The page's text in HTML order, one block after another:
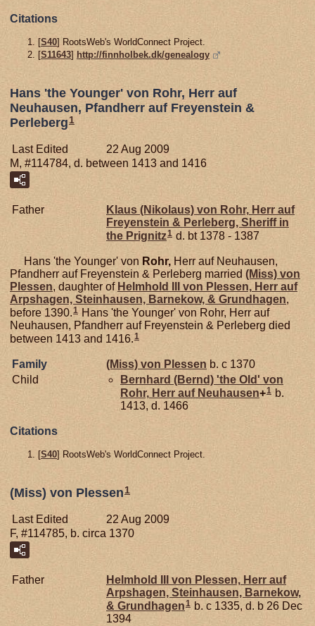
Citations
[S40] RootsWeb's WorldConnect Project.
[S11643] http://finnholbek.dk/genealogy
Hans 'the Younger' von Rohr, Herr auf
Neuhausen, Pfandherr auf Freyenstein &
Perleberg1
Last Edited
22 Aug 2009
M, #114784, d. between 1413 and 1416
Father Klaus (Nikolaus) von Rohr, Herr auf
Freyenstein & Perleberg, Sheriff in
the Prignitz1 d. bt 1378 - 1387
Hans 'the Younger' von Rohr, Herr auf Neuhausen,
Pfandherr auf Freyenstein & Perleberg married (Miss) von
Plessen, daughter of Helmhold III von Plessen, Herr auf
Arpshagen, Steinhausen, Barnekow, & Grundhagen,
before 1390.1 Hans 'the Younger' von Rohr, Herr auf
Neuhausen, Pfandherr auf Freyenstein & Perleberg died
between 1413 and 1416.1
Family (Miss) von Plessen b. c 1370
Child
Bernhard (Bernd) 'the Old' von
Rohr, Herr auf Neuhausen+1 b.
1413, d. 1466
Citations
[S40] RootsWeb's WorldConnect Project.
(Miss) von Plessen1
Last Edited
22 Aug 2009
F, #114785, b. circa 1370
Father Helmhold III von Plessen, Herr auf
Arpshagen, Steinhausen, Barnekow,
& Grundhagen1 b. c 1335, d. b 26 Dec
1394